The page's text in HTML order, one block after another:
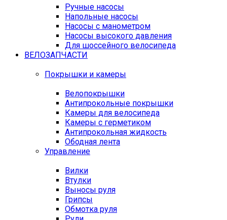
Ручные насосы
Напольные насосы
Насосы с манометром
Насосы высокого давления
Для шоссейного велосипеда
ВЕЛОЗАПЧАСТИ
Покрышки и камеры
Велопокрышки
Антипрокольные покрышки
Камеры для велосипеда
Камеры с герметиком
Антипрокольная жидкость
Ободная лента
Управление
Вилки
Втулки
Выносы руля
Грипсы
Обмотка руля